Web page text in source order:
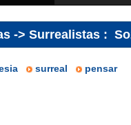
-> Surrealistas :
surreal pensar